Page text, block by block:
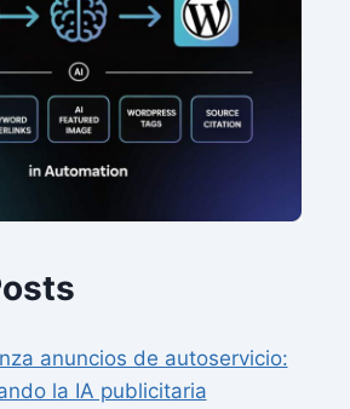
anuncios de autoservicio:
la IA publicitaria